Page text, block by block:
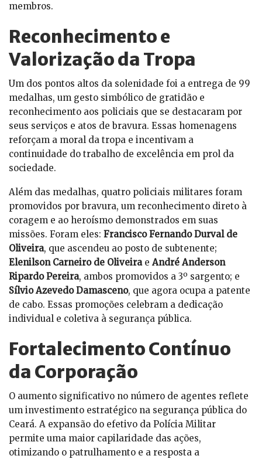
membros.
Reconhecimento e
Valorização da Tropa
Um dos pontos altos da solenidade foi a entrega de 99
medalhas, um gesto simbólico de gratidão e
reconhecimento aos policiais que se destacaram por
seus serviços e atos de bravura. Essas homenagens
reforçam a moral da tropa e incentivam a
continuidade do trabalho de excelência em prol da
sociedade.
Além das medalhas, quatro policiais militares foram
promovidos por bravura, um reconhecimento direto à
coragem e ao heroísmo demonstrados em suas
missões. Foram eles: Francisco Fernando Durval de
Oliveira, que ascendeu ao posto de subtenente;
Elenilson Carneiro de Oliveirae André Anderson
Ripardo Pereira, ambos promovidos a 3º sargento; e
Sílvio Azevedo Damasceno, que agora ocupa a patente
de cabo. Essas promoções celebram a dedicação
individual e coletiva à segurança pública.
Fortalecimento Contínuo
da Corporação
O aumento significativo no número de agentes reflete
um investimento estratégico na segurança pública do
Ceará. A expansão do efetivo da Polícia Militar
permite uma maior capilaridade das ações,
otimizando o patrulhamento e a resposta a